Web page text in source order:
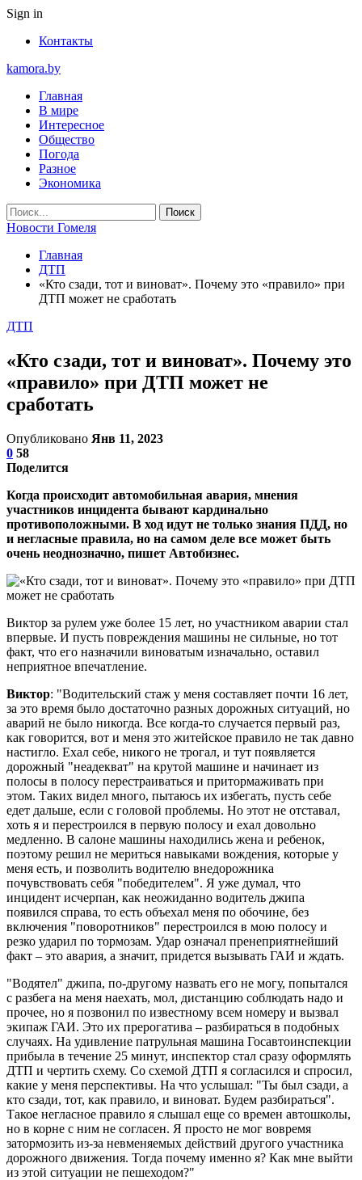
Sign in
Контакты
kamora.by
Главная
В мире
Интересное
Общество
Погода
Разное
Экономика
Новости Гомеля
Главная
ДТП
«Кто сзади, тот и виноват». Почему это «правило» при
ДТП может не сработать
ДТП
«Кто сзади, тот и виноват». Почему это
«правило» при ДТП может не
сработать
Опубликовано Янв 11, 2023
0 58
Поделится
Когда происходит автомобильная авария, мнения
участников инцидента бывают кардинально
противоположными. В ход идут не только знания ПДД, но
и негласные правила, но на самом деле все может быть
очень неоднозначно, пишет Автобизнес.
Виктор за рулем уже более 15 лет, но участником аварии стал
впервые. И пусть повреждения машины не сильные, но тот
факт, что его назначили виноватым изначально, оставил
неприятное впечатление.
Виктор: "Водительский стаж у меня составляет почти 16 лет,
за это время было достаточно разных дорожных ситуаций, но
аварий не было никогда. Все когда-то случается первый раз,
как говорится, вот и меня это житейское правило не так давно
настигло. Ехал себе, никого не трогал, и тут появляется
дорожный "неадекват" на крутой машине и начинает из
полосы в полосу перестраиваться и притормаживать при
этом. Таких видел много, пытаюсь их избегать, пусть себе
едет дальше, если с головой проблемы. Но этот не отставал,
хоть я и перестроился в первую полосу и ехал довольно
медленно. В салоне машины находились жена и ребенок,
поэтому решил не мериться навыками вождения, которые у
меня есть, и позволить водителю внедорожника
почувствовать себя "победителем". Я уже думал, что
инцидент исчерпан, как неожиданно водитель джипа
появился справа, то есть объехал меня по обочине, без
включения "поворотников" перестроился в мою полосу и
резко ударил по тормозам. Удар означал пренеприятнейший
факт – это авария, а значит, придется вызывать ГАИ и ждать.
"Водятел" джипа, по-другому назвать его не могу, попытался
с разбега на меня наехать, мол, дистанцию соблюдать надо и
прочее, но я позвонил по известному всем номеру и вызвал
экипаж ГАИ. Это их прерогатива – разбираться в подобных
случаях. На удивление патрульная машина Госавтоинспекции
прибыла в течение 25 минут, инспектор стал сразу оформлять
ДТП и чертить схему. Со схемой ДТП я согласился и спросил,
какие у меня перспективы. На что услышал: "Ты был сзади, а
кто сзади, тот, как правило, и виноват. Будем разбираться".
Такое негласное правило я слышал еще со времен автошколы,
но в корне с ним не согласен. Я просто не мог вовремя
затормозить из-за невменяемых действий другого участника
дорожного движения. Тогда почему именно я? Как мне выйти
из этой ситуации не пешеходом?"